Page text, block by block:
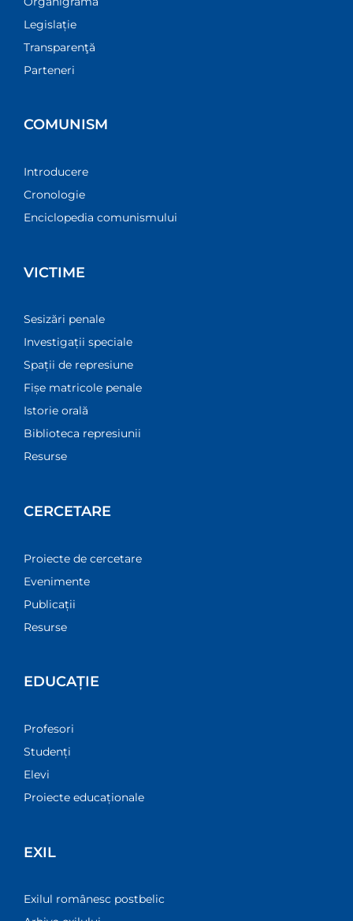
Legislație
Transparenţă
Parteneri
COMUNISM
Introducere
Cronologie
Enciclopedia comunismului
VICTIME
Sesizări penale
Investigații speciale
Spații de represiune
Fișe matricole penale
Istorie orală
Biblioteca represiunii
Resurse
CERCETARE
Proiecte de cercetare
Evenimente
Publicații
Resurse
EDUCAȚIE
Profesori
Studenți
Elevi
Proiecte educaționale
EXIL
Exilul românesc postbelic